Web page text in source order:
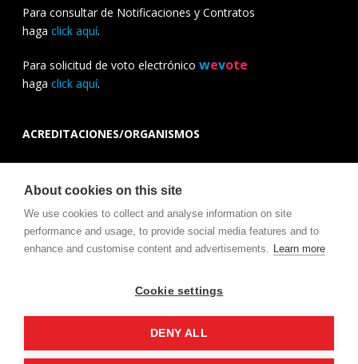
Para consultar de Notificaciones y Contratos
hagaclick aquí.
Para solicitud de voto electrónicowevote
hagaclick aquí.
ACREDITACIONES/ORGANISMOS
About cookies on this site
We use cookies to collect and analyse information on site
performance and usage, to provide social media features and to
enhance and customise content and advertisements. Learn more
Cookie settings
DENY ALL